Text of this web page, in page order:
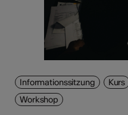
Informationssitzung Kurs
Workshop